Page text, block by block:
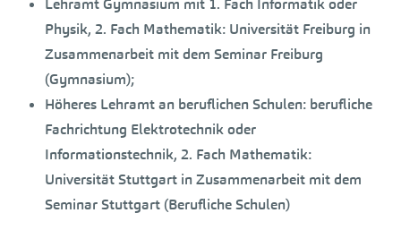
Lehramt Gymnasium mit 1. Fach Informatik oder
Physik, 2. Fach Mathematik: Universität Freiburg in
Zusammenarbeit mit dem Seminar Freiburg
(Gymnasium);
Höheres Lehramt an beruflichen Schulen: berufliche
Fachrichtung Elektrotechnik oder
Informationstechnik, 2. Fach Mathematik:
Universität Stuttgart in Zusammenarbeit mit dem
Seminar Stuttgart (Berufliche Schulen)